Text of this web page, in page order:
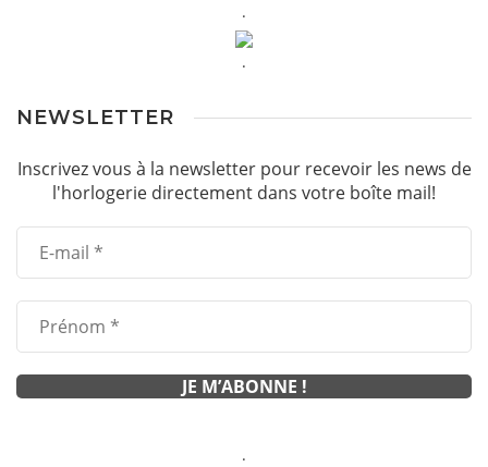
.
.
NEWSLETTER
Inscrivez vous à la newsletter pour recevoir les news de
l'horlogerie directement dans votre boîte mail!
.